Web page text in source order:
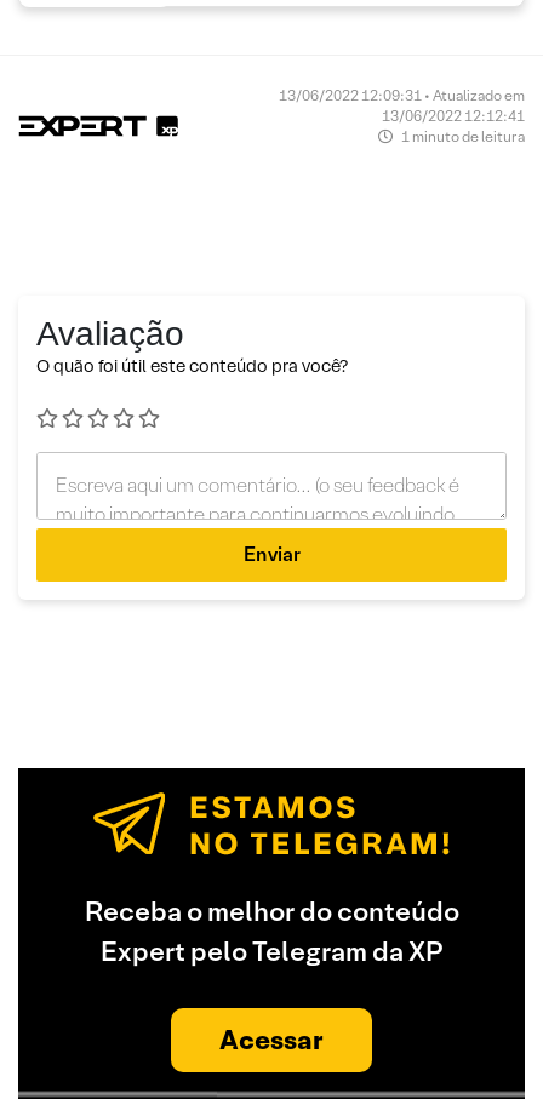
13/06/2022 12:09:31 • Atualizado em
13/06/2022 12:12:41
1 minuto de leitura
Avaliação
O quão foi útil este conteúdo pra você?
Enviar
Receba o melhor do conteúdo
Expert pelo Telegram da XP
Acessar